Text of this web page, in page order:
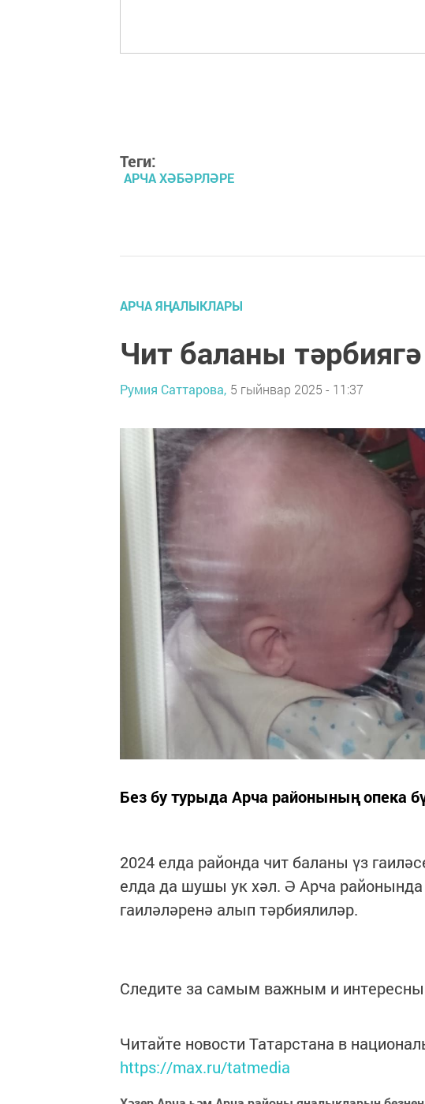
Теги:
АРЧА ХӘБӘРЛӘРЕ
АРЧА ЯҢАЛЫКЛАРЫ
Чит баланы
Румия Саттарова, 5 гыйнвар 2025 - 11:37
Без бу турыда Арча районының опека
2024 елда районда чит баланы үз
елда да шушы ук хәл. Ә Арча
гаиләләренә алып тәрбиялиләр.
Следите за самым важным и
Читайте новости Татарстана в
https://max.ru/tatmedia